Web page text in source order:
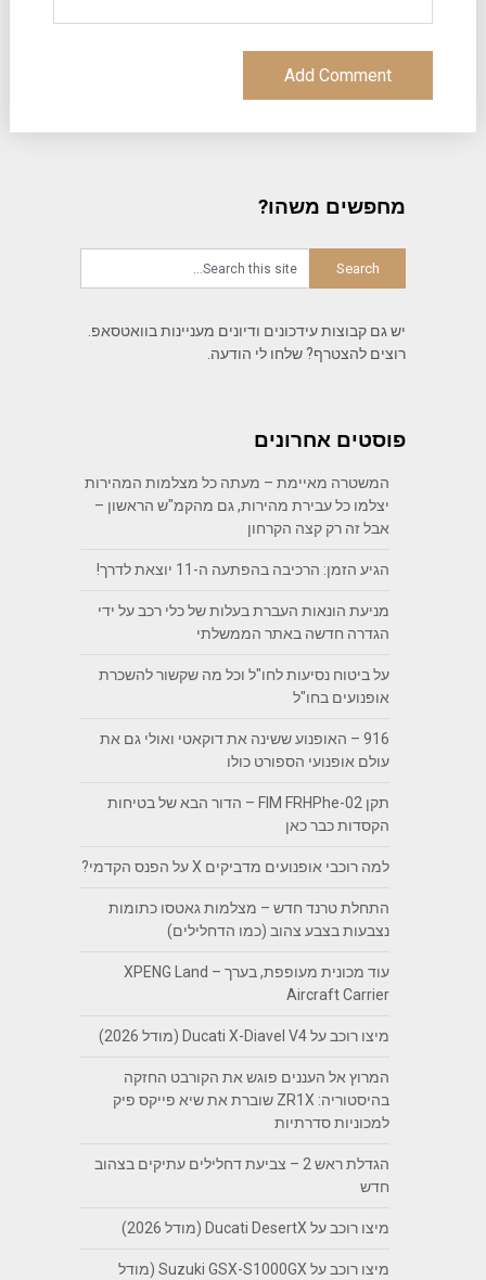
מחפשים משהו?
יש גם קבוצות עידכונים ודיונים מעניינות בוואטסאפ.
רוצים להצטרף? שלחו לי הודעה.
פוסטים אחרונים
המשטרה מאיימת – מעתה כל מצלמות המהירות
יצלמו כל עבירת מהירות, גם מהקמ"ש הראשון –
אבל זה רק קצה הקרחון
הגיע הזמן: הרכיבה בהפתעה ה-11 יוצאת לדרך!
מניעת הונאות העברת בעלות של כלי רכב על ידי
הגדרה חדשה באתר הממשלתי
על ביטוח נסיעות לחו"ל וכל מה שקשור להשכרת
אופנועים בחו"ל
916 – האופנוע ששינה את דוקאטי ואולי גם את
עולם אופנועי הספורט כולו
תקן FIM FRHPhe-02 – הדור הבא של בטיחות
הקסדות כבר כאן
למה רוכבי אופנועים מדביקים X על הפנס הקדמי?
התחלת טרנד חדש – מצלמות גאטסו כתומות
נצבעות בצבע צהוב (כמו הדחלילים)
עוד מכונית מעופפת, בערך – XPENG Land
Aircraft Carrier
מיצו רוכב על Ducati X-Diavel V4 (מודל 2026)
המרוץ אל העננים פוגש את הקורבט החזקה
בהיסטוריה: ZR1X שוברת את שיא פייקס פיק
למכוניות סדרתיות
הגדלת ראש 2 – צביעת דחלילים עתיקים בצהוב
חדש
מיצו רוכב על Ducati DesertX (מודל 2026)
מיצו רוכב על Suzuki GSX-S1000GX (מודל